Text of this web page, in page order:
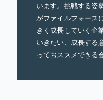
います。挑戦する姿
がファイルフォース
きく成長していく企
いきたい、成長する
っておススメできる